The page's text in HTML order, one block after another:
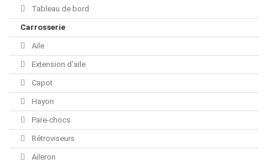
Tableau de bord
Carrosserie
Aile
Extension d'aile
Capot
Hayon
Pare-chocs
Rétroviseurs
Aileron